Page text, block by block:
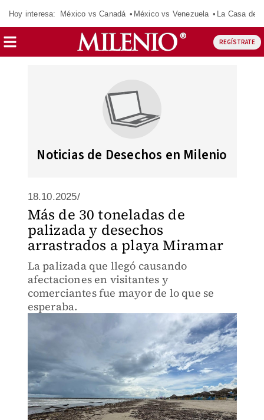
Hoy interesa: México vs Canadá México vs Venezuela La Casa de
REGÍSTRATE
Noticias de Desechos en Milenio
18.10.2025/
Más de 30 toneladas de
palizada y desechos
arrastrados a playa Miramar
La palizada que llegó causando
afectaciones en visitantes y
comerciantes fue mayor de lo que se
esperaba.